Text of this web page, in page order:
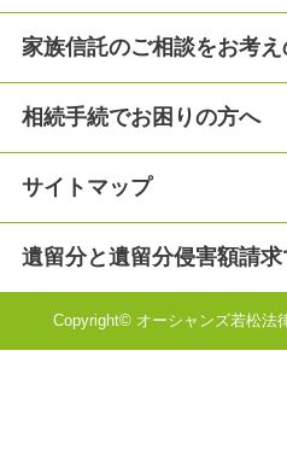
家族信託のご相談をお考
相続手続でお困りの方へ
サイトマップ
遺留分と遺留分侵害額請
Copyright© オーシャンズ若松法